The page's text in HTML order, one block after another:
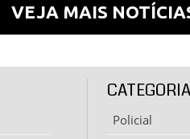
VEJA MAIS
Policial